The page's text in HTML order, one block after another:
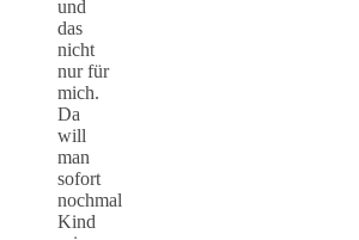
und
das
nicht
nur für
mich.
Da
will
man
sofort
nochmal
Kind